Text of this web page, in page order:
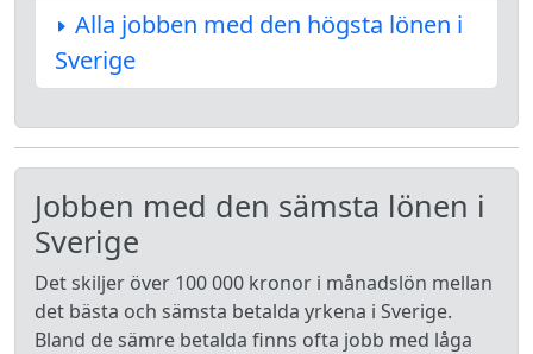
Alla jobben med den högsta lönen i
Sverige
Jobben med den sämsta lönen i
Sverige
Det skiljer över 100 000 kronor i månadslön mellan
det bästa och sämsta betalda yrkena i Sverige.
Bland de sämre betalda finns ofta jobb med låga